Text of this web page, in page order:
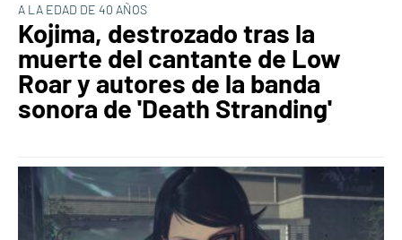
A LA EDAD DE 40 AÑOS
Kojima, destrozado tras la
muerte del cantante de Low
Roar y autores de la banda
sonora de 'Death Stranding'